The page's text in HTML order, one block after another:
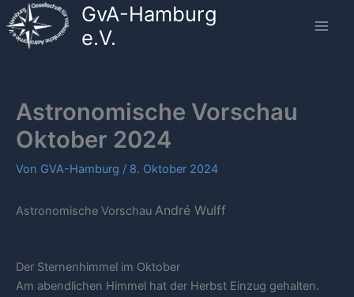
Zum
Inhalt
springen
GvA-Hamburg
e.V.
Astronomische Vorschau
Oktober 2024
Von GVA-Hamburg / 8. Oktober 2024
Astronomische Vorschau André Wulff
Der Sternenhimmel im Oktober
Am abendlichen Himmel hat der Herbst Einzug gehalten.